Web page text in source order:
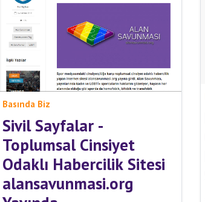
Basında Biz
Sivil Sayfalar -
Toplumsal Cinsiyet
Odaklı Habercilik Sitesi
alansavunmasi.org